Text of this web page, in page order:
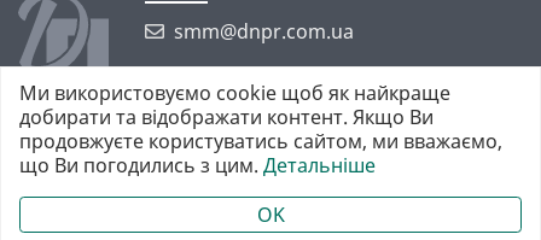
smm@dnpr.com.ua
©2026 https://dnpr.com.ua Дніпровська порадниця
Всі права захищені. При повному або частковому використанні
матеріалів обов'язкове активне гіперпосилання у першому абзаці.
Ми використовуємо cookie щоб як найкраще
добирати та відображати контент. Якщо Ви
продовжуєте користуватись сайтом, ми вважаємо,
що Ви погодились з цим. Детальніше
OK